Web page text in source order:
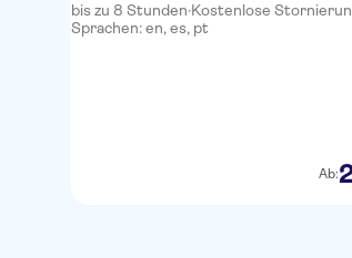
bis zu 8 Stunden·Kostenlose
Sprachen: en, es, pt
Ab: